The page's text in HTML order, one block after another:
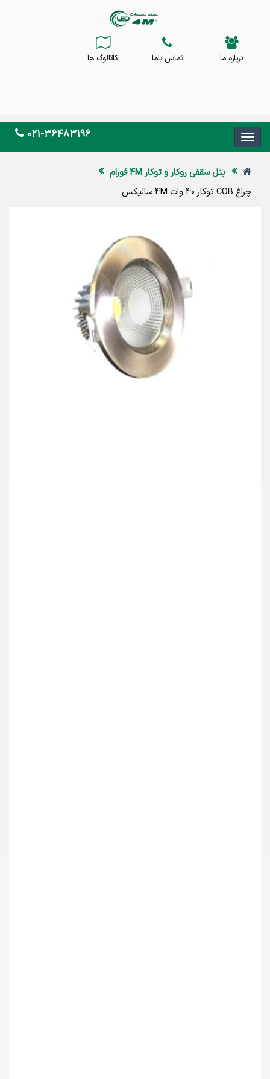
درباره ما تماس باما کاتالوگ ها
021-36483196
پنل سقفی روکار و توکار 4M فورام
چراغ COB توکار 40 وات 4M سالیکس